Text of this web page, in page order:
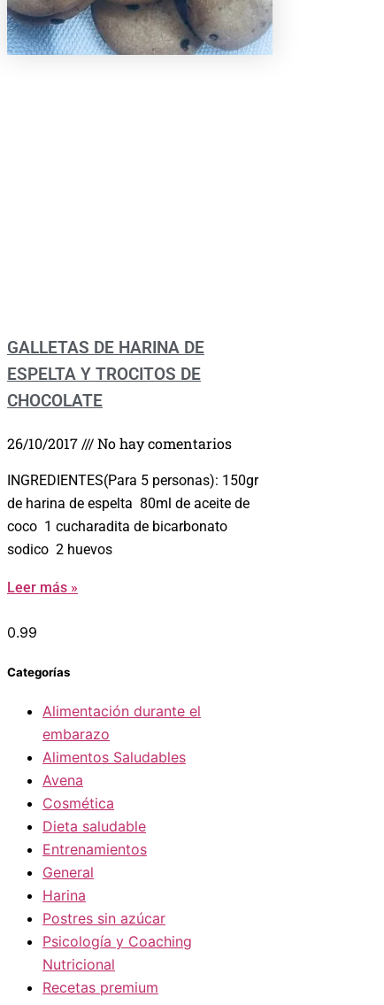
GALLETAS DE HARINA DE
ESPELTA Y TROCITOS DE
CHOCOLATE
26/10/2017 No hay comentarios
INGREDIENTES(Para 5 personas): 150gr
de harina de espelta 80ml de aceite de
coco 1 cucharadita de bicarbonato
sodico 2 huevos
Leer más »
Categorías
Alimentación durante el
embarazo
Alimentos Saludables
Avena
Cosmética
Dieta saludable
Entrenamientos
General
Harina
Postres sin azúcar
Psicología y Coaching
Nutricional
Recetas premium